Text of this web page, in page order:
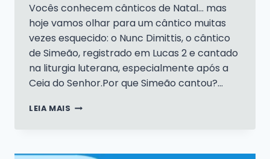
Vocês conhecem cânticos de Natal… mas
hoje vamos olhar para um cântico muitas
vezes esquecido: o Nunc Dimittis, o cântico
de Simeão, registrado em Lucas 2 e cantado
na liturgia luterana, especialmente após a
Ceia do Senhor.Por que Simeão cantou?…
LEIA MAIS CÂNTICO
NUNC